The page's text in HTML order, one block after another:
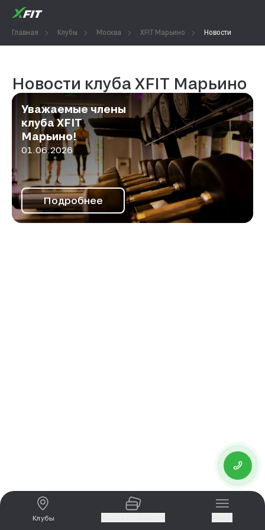
Клубы
Главная Клубы Москва XFIT Марьино Новости
Новости клуба XFIT Марьино
Уважаемые члены
клуба XFIT
Марьино!
01.06.2026
Подробнее